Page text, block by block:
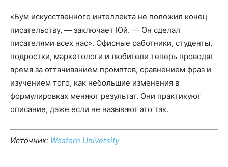
«Бум искусственного интеллекта не положил конец
писательству, — заключает Юй. — Он сделал
писателями всех нас». Офисные работники, студенты,
подростки, маркетологи и любители теперь проводят
время за оттачиванием промптов, сравнением фраз и
изучением того, как небольшие изменения в
формулировках меняют результат. Они практикуют
описание, даже если не называют это так.
Источник: Western University